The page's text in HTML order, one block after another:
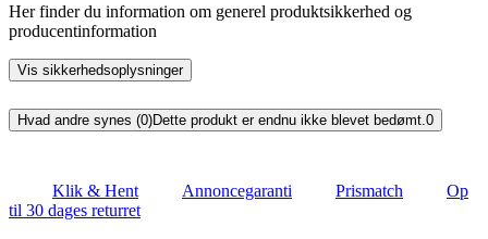
Her finder du information om generel produktsikkerhed og
producentinformation
Vis sikkerhedsoplysninger
Hvad andre synes (0)Dette produkt er endnu ikke blevet bedømt.0
Klik & Hent Annoncegaranti Prismatch
Op
til 30 dages returret